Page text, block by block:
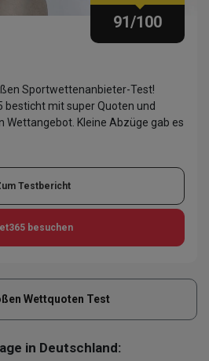
91/100
Sportwettenanbieter-Test!
mit super Quoten und
Wettangebot. Kleine Abzüge gab es
Testbericht
besuchen
Wettquoten Test
in Deutschland: